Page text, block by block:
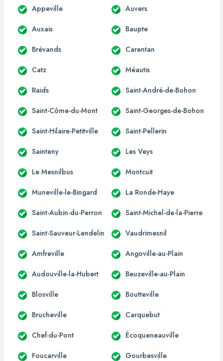
Appeville Auvers
Auxais Baupte
Brévands Carentan
Catz Méautis
Raids Saint-André-de-Bohon
Saint-Côme-du-Mont Saint-Georges-de-Bohon
Saint-Hilaire-Petitville Saint-Pellerin
Sainteny Les Veys
Le Mesnilbus Montcuit
Muneville-le-Bingard La Ronde-Haye
Saint-Aubin-du-Perron Saint-Michel-de-la-Pierre
Saint-Sauveur-Lendelin Vaudrimesnil
Amfreville Angoville-au-Plain
Audouville-la-Hubert Beuzeville-au-Plain
Blosville Boutteville
Brucheville Carquebut
Chef-du-Pont Écoqueneauville
Foucarville Gourbesville